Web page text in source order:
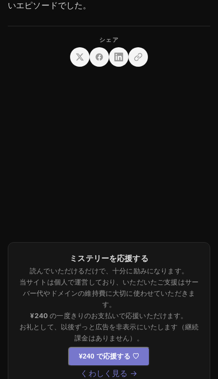
いエピソードでした。
ミステリーを応援する
読んでいただけるだけで、十分に励みになります。
当サイトは個人で運営しており、いただいたご支援はサー
バー代やドメインの維持費に大切に使わせていただきま
す。
¥240 の一度きりのお支払いで応援いただけます。
お礼として、以後ずっと広告を非表示にいたします（継続
課金はありません）。
¥240 で応援する ♡
くわしく見る →